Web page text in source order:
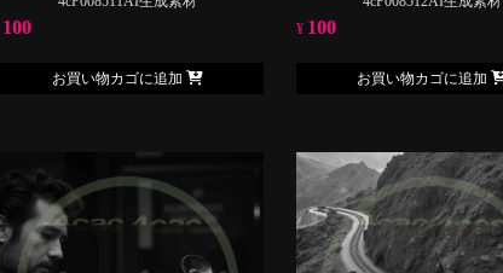
100
お買い物カゴに追加
¥ 100
お買い物カゴに追加